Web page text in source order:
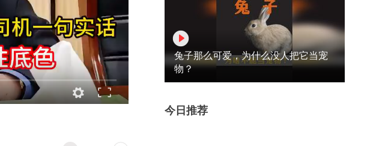
兔子那么可爱，为什么没人把它当宠
物？
今日推荐